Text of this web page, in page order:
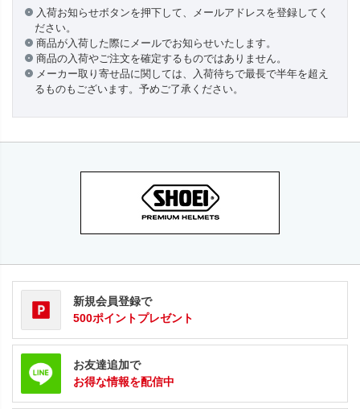
入荷お知らせボタンを押下して、メールアドレスを登録してく
ださい。
商品が入荷した際にメールでお知らせいたします。
商品の入荷やご注文を確定するものではありません。
メーカー取り寄せ品に関しては、入荷待ちで最長で半年を超え
るものもございます。予めご了承ください。
新規会員登録で
500ポイントプレゼント
お友達追加で
お得な情報を配信中